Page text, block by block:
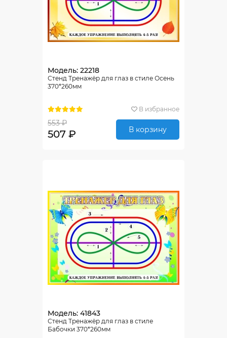
Модель: 22218
Стенд Тренажёр для глаз в стиле Осень
370*260мм
В избранное
553 ₽
507 ₽ В корзину
Модель: 41843
Стенд Тренажёр для глаз в стиле
Бабочки 370*260мм